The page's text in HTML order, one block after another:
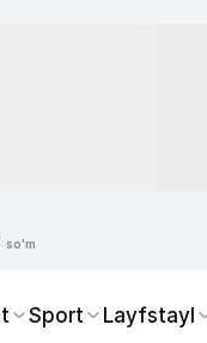
so'm
Sport Layfstayl